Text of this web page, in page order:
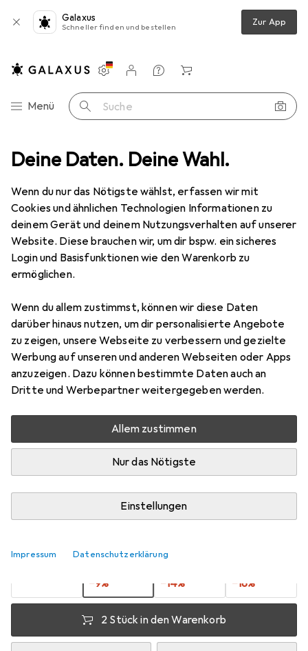
Deine Daten. Deine Wahl.
Wenn du nur das Nötigste wählst, erfassen wir mit
Cookies und ähnlichen Technologien Informationen zu
deinem Gerät und deinem Nutzungsverhalten auf unserer
Website. Diese brauchen wir, um dir bspw. ein sicheres
Login und Basisfunktionen wie den Warenkorb zu
ermöglichen.
Wenn du allem zustimmst, können wir diese Daten
darüber hinaus nutzen, um dir personalisierte Angebote
zu zeigen, unsere Webseite zu verbessern und gezielte
Werbung auf unseren und anderen Webseiten oder Apps
anzuzeigen. Dazu können bestimmte Daten auch an
Dritte und Werbepartner weitergegeben werden.
Allem zustimmen
Nur das Nötigste
Einstellungen
Impressum Datenschutzerklärung
Galaxus
Schneller finden und bestellen Zur App
Navigation nach Kategorien
Menü Suche
Einstellungen
Kundenkonto
Vergleichslisten
Merklisten
Warenkorb
Creativ Company Bügelperlen Platten Sechseck Weiss
3 Bilder
MENGENRABATT
Creativ Company Bügelperlen Platten
Sechseck Weiss
Preis in EUR inkl. MwSt.
EUR
6,58
Bewertungen Marke
Company
Mi, 12.8. geliefert
Mehr als 10 Stück an Lager beim Lieferanten
Lieferort angeben für genaue Lieferzeit
EUR
7,26
EUR
6,58
−9%
EUR
6,27
−14% −18%
2 Stück in den Warenkorb